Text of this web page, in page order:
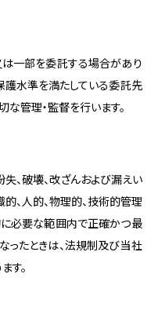
一部を委託する場合があり
護水準を満たしている委託先
管理・監督を行います。
、破壊、改ざんおよび漏えい
、人的、物理的、技術的管理
に必要な範囲内で正確かつ最
ったときは、法規制及び当社
す。